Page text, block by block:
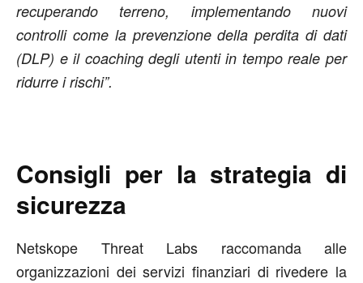
recuperando terreno, implementando nuovi
controlli come la prevenzione della perdita di dati
(DLP) e il coaching degli utenti in tempo reale per
ridurre i rischi”.
Consigli per la strategia di
sicurezza
Netskope Threat Labs raccomanda alle
organizzazioni dei servizi finanziari di rivedere la